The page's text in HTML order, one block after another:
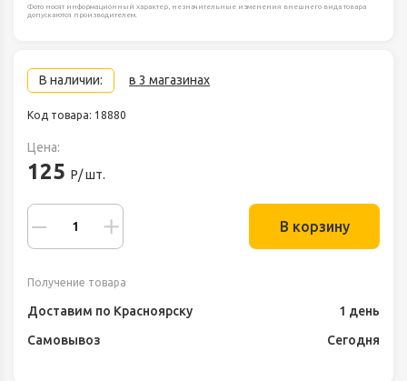
Фото носят информационный характер, незначительные изменения внешнего вида товара
допускаются производителем.
В наличии: в 3 магазинах
Код товара: 18880
Цена:
125 Р/ шт.
В корзину
Получение товара
Доставим по Красноярску
1 день
Самовывоз
Сегодня